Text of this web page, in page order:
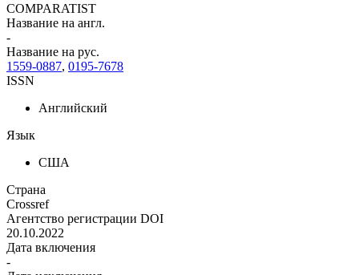
COMPARATIST
Название на англ.
-
Название на рус.
1559-0887, 0195-7678
ISSN
Английский
Язык
США
Страна
Crossref
Агентство регистрации DOI
20.10.2022
Дата включения
-